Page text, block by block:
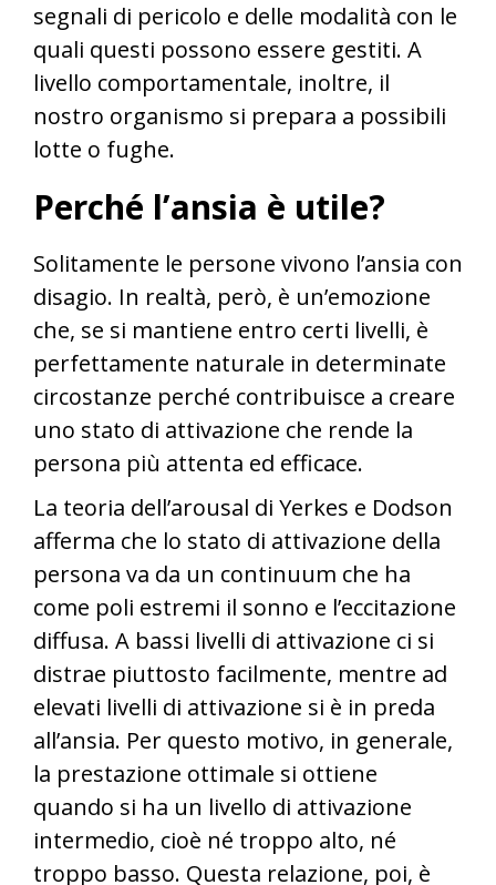
segnali di pericolo e delle modalità con le
quali questi possono essere gestiti. A
livello comportamentale, inoltre, il
nostro organismo si prepara a possibili
lotte o fughe.
Perché l’ansia è utile?
Solitamente le persone vivono l’ansia con
disagio. In realtà, però, è un’emozione
che, se si mantiene entro certi livelli, è
perfettamente naturale in determinate
circostanze perché contribuisce a creare
uno stato di attivazione che rende la
persona più attenta ed efficace.
La teoria dell’arousal di Yerkes e Dodson
afferma che lo stato di attivazione della
persona va da un continuum che ha
come poli estremi il sonno e l’eccitazione
diffusa. A bassi livelli di attivazione ci si
distrae piuttosto facilmente, mentre ad
elevati livelli di attivazione si è in preda
all’ansia. Per questo motivo, in generale,
la prestazione ottimale si ottiene
quando si ha un livello di attivazione
intermedio, cioè né troppo alto, né
troppo basso. Questa relazione, poi, è